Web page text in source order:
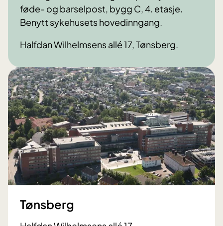
føde- og barselpost, bygg C, 4. etasje.
Benytt sykehusets hovedinngang.
Halfdan Wilhelmsens allé 17, Tønsberg.
Tønsberg